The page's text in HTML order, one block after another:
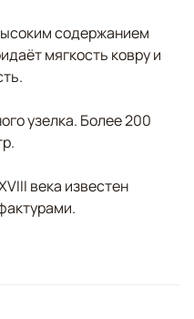
содержанием
мягкость ковру и
узелка. Более 200
века известен